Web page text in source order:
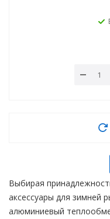
Выбирая
аксессуары для зимней
алюминиевый